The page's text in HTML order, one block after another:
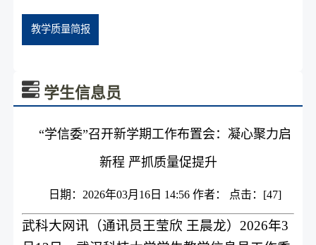
教学质量简报
学生信息员
“学信委”召开新学期工作布置会：凝心聚力启
新程 严抓质量促提升
日期：2026年03月16日 14:56 作者： 点击：[47]
武科大网讯（通讯员王莹欣 王晨龙） 2026年3